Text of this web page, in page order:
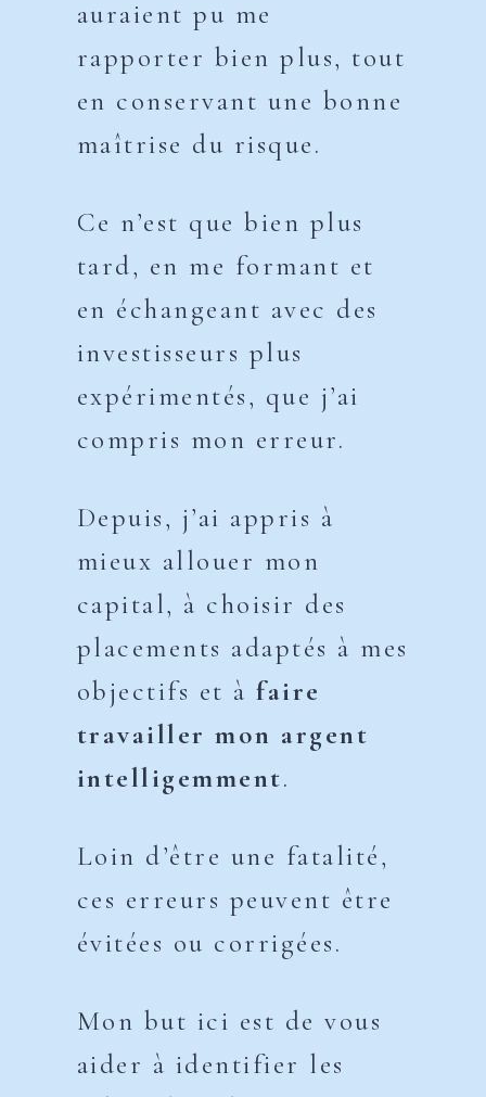
auraient pu me
rapporter bien plus, tout
en conservant une bonne
maîtrise du risque.
Ce n’est que bien plus
tard, en me formant et
en échangeant avec des
investisseurs plus
expérimentés, que j’ai
compris mon erreur.
Depuis, j’ai appris à
mieux allouer mon
capital, à choisir des
placements adaptés à mes
objectifs et àfaire
travailler mon argent
intelligemment.
Loin d’être une fatalité,
ces erreurs peuvent être
évitées ou corrigées.
Mon but ici est de vous
aider à identifier les